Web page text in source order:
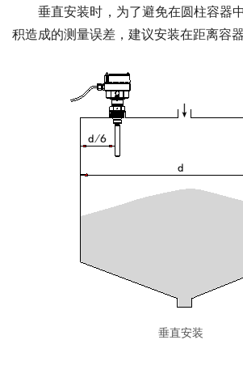
垂直安装时，为了避免在圆柱容器
积造成的测量误差，建议安装在距离容
垂直安装